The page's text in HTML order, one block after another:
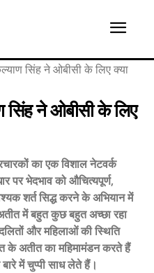
सिंह ने ओबीसी के लिए क्या
सिंह ने ओबीसी के लिए
का एक विशाल नेटवर्क
पर भेदभाव को औचित्यपूर्ण,
शर्त सिद्ध करने के अभियान में
में बहुत कुछ बहुत अच्छा रहा
और महिलाओं की स्थिति
के अतीत का महिमामंडन करते हैं
में चुप्पी साध लेते हैं।